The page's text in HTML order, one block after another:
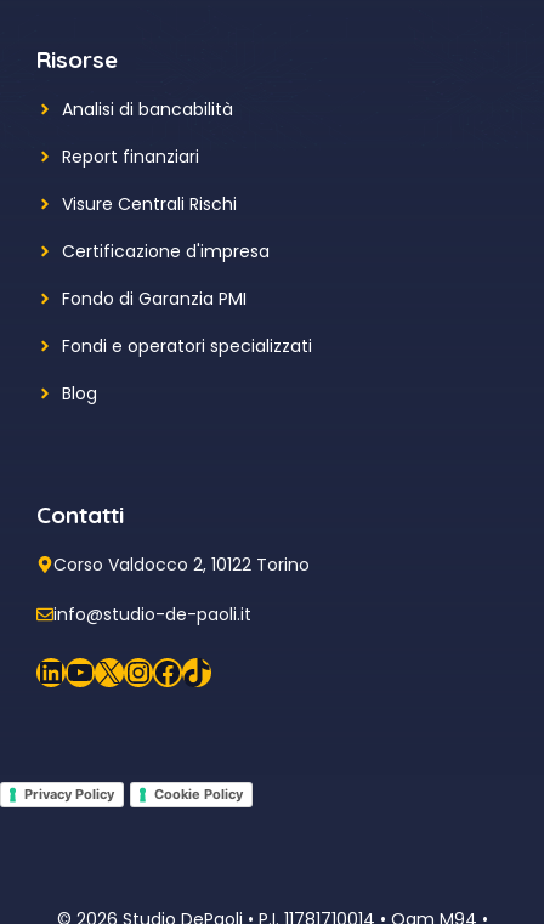
Risorse
Analisi di bancabilità
Report finanziari
Visure Centrali Rischi
Certificazione d'impresa
Fondo di Garanzia PMI
Fondi e operatori specializzati
Blog
Contatti
Corso Valdocco 2, 10122 Torino
info@studio-de-paoli.it
LinkedIn
YouTube
X Instagram
Facebook
TikTok
Privacy Policy Cookie Policy
© 2026 Studio DePaoli • P.I. 11781710014 • Oam M94 •